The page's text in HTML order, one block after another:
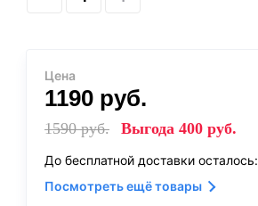
Цена
1190 руб.
1590руб. Выгода 400 руб.
До бесплатной доставки осталось:
Посмотреть ещё товары